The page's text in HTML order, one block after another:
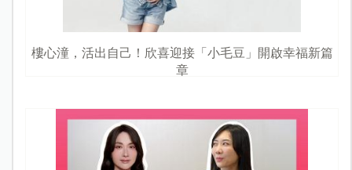
樓心潼，活出自己！欣喜迎接「小毛豆」開啟幸福新篇
章